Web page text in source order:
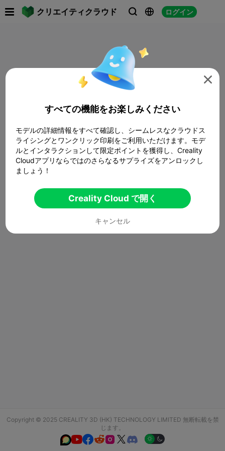
クリエイティクラウド   ログイン
Copyright © 2025 CREALITY 3D (HK) TECHNOLOGY LIMITED 無断転載を禁
じます。
  

すべての機能をお楽しみください
モデルの詳細情報をすべて確認し、シームレスなクラウドス
ライシングとワンクリック印刷をご利用いただけます。モデ
ルとインタラクションして限定ポイントを獲得し、Creality
Cloudアプリならではのさらなるサプライズをアンロックし
ましょう！
Creality Cloud で開く
キャンセル